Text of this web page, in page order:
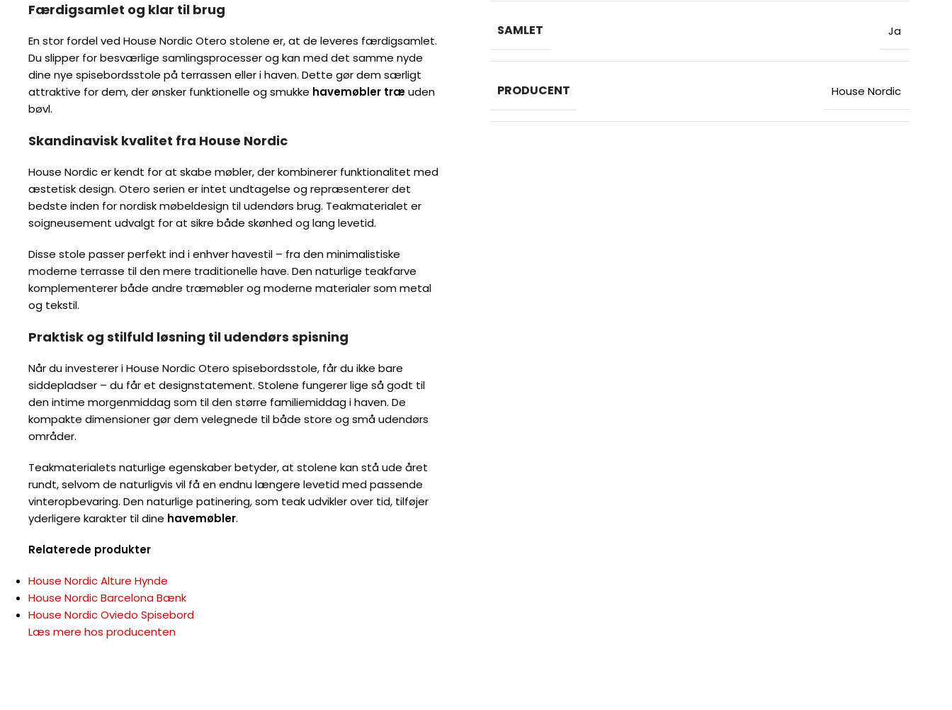
Færdigsamlet og klar til brug
En stor fordel ved House Nordic Otero stolene er, at de leveres færdigsamlet.
Du slipper for besværlige samlingsprocesser og kan med det samme nyde
dine nye spisebordsstole på terrassen eller i haven. Dette gør dem særligt
attraktive for dem, der ønsker funktionelle og smukke havemøbler træuden
bøvl.
Skandinavisk kvalitet fra House Nordic
House Nordic er kendt for at skabe møbler, der kombinerer funktionalitet med
æstetisk design. Otero serien er intet undtagelse og repræsenterer det
bedste inden for nordisk møbeldesign til udendørs brug. Teakmaterialet er
soigneusement udvalgt for at sikre både skønhed og lang levetid.
Disse stole passer perfekt ind i enhver havestil – fra den minimalistiske
moderne terrasse til den mere traditionelle have. Den naturlige teakfarve
komplementerer både andre træmøbler og moderne materialer som metal
og tekstil.
Praktisk og stilfuld løsning til udendørs spisning
Når du investerer i House Nordic Otero spisebordsstole, får du ikke bare
siddepladser – du får et designstatement. Stolene fungerer lige så godt til
den intime morgenmiddag som til den større familiemiddag i haven. De
kompakte dimensioner gør dem velegnede til både store og små udendørs
områder.
Teakmaterialets naturlige egenskaber betyder, at stolene kan stå ude året
rundt, selvom de naturligvis vil få en endnu længere levetid med passende
vinteropbevaring. Den naturlige patinering, som teak udvikler over tid, tilføjer
yderligere karakter til dine havemøbler.
Relaterede produkter
House Nordic Alture Hynde
House Nordic Barcelona Bænk
House Nordic Oviedo Spisebord
Læs mere hos producenten
SAMLET Ja
PRODUCENT House Nordic